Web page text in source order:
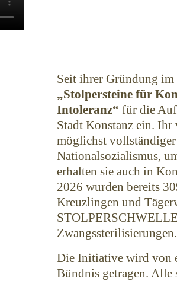
Seit ihrer Gründung
„Stolpersteine für
Intoleranz“ für die
Stadt Konstanz ein.
möglichst
Nationalsozialismus,
erhalten sie auch in
2026 wurden bereits
Kreuzlingen und
Zwangssterilisierungen.
Die Initiative wird von
Bündnis getragen.